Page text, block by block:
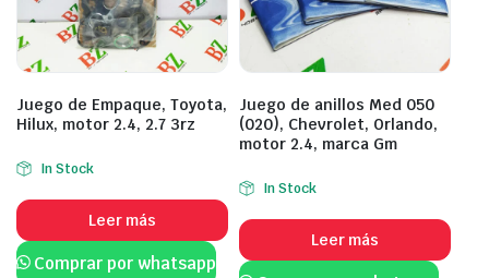
Juego de Empaque, Toyota,
Hilux, motor 2.4, 2.7 3rz
In Stock
Leer más
Comprar por whatsapp
Juego de anillos Med 050
(020), Chevrolet, Orlando,
motor 2.4, marca Gm
In Stock
Leer más